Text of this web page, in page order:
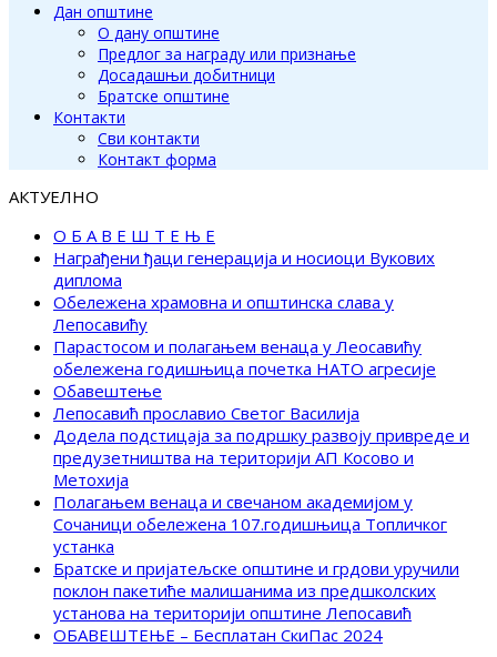
Дан општине
О дану општине
Предлог за награду или признање
Досадашњи добитници
Братске општине
Контакти
Сви контакти
Контакт форма
АКТУЕЛНО
О Б А В Е Ш Т Е Њ Е
Награђени ђаци генерација и носиоци Вукових
диплома
Обележена храмовна и општинска слава у
Лепосавићу
Парастосом и полагањем венаца у Леосавићу
обележена годишњица почетка НАТО агресије
Обавештење
Лепосавић прославио Светог Василија
Додела подстицаја за подршку развоју привреде и
предузетништва на територији АП Косово и
Метохија
Полагањем венаца и свечаном академијом у
Сочаници обележена 107.годишњица Топличког
устанка
Братске и пријатељске општине и грдови уручили
поклон пакетиће малишанима из предшколских
установа на територији општине Лепосавић
ОБАВЕШТЕЊЕ – Бесплатан СкиПас 2024